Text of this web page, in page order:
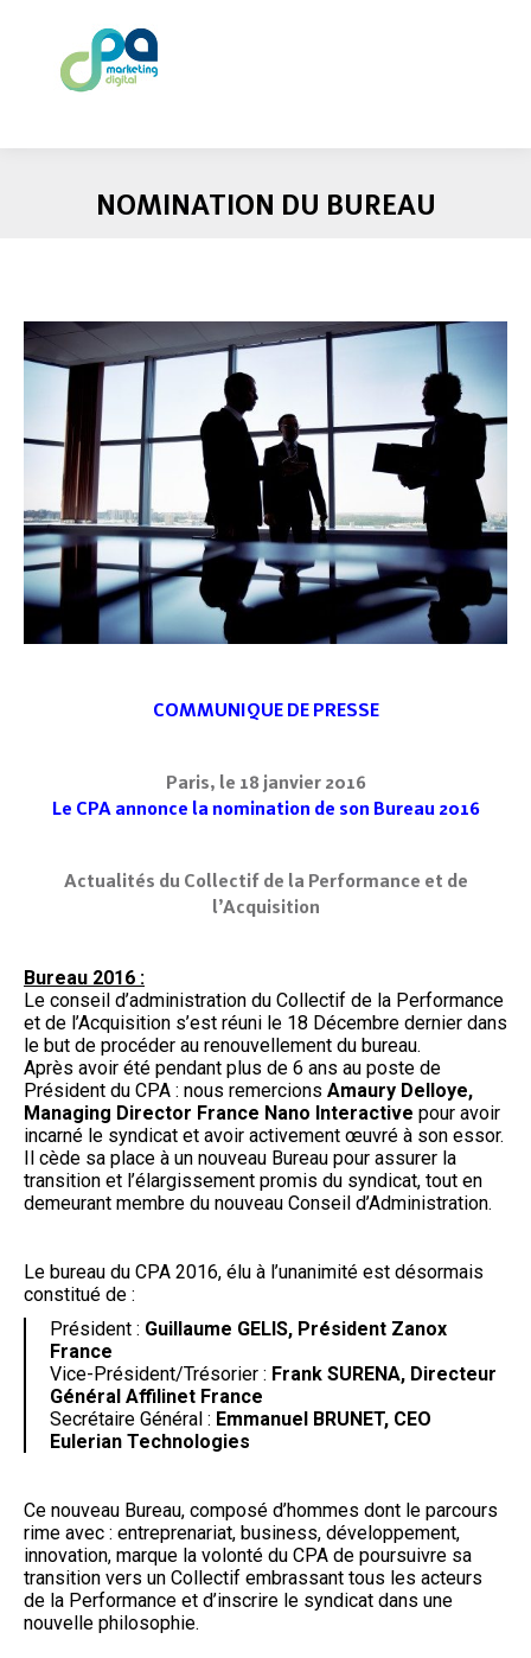
NOMINATION DU BUREAU
COMMUNIQUE DE PRESSE
Paris, le 18 janvier 2016
Le CPA annonce la nomination de son Bureau 2016
Actualités du Collectif de la Performance et de
l’Acquisition
Bureau 2016 :
Le conseil d’administration du Collectif de la Performance
et de l’Acquisition s’est réuni le 18 Décembre dernier dans
le but de procéder au renouvellement du bureau.
Après avoir été pendant plus de 6 ans au poste de
Président du CPA : nous remercions Amaury Delloye,
Managing Director France Nano Interactive pour avoir
incarné le syndicat et avoir activement œuvré à son essor.
Il cède sa place à un nouveau Bureau pour assurer la
transition et l’élargissement promis du syndicat, tout en
demeurant membre du nouveau Conseil d’Administration.
Le bureau du CPA 2016, élu à l’unanimité est désormais
constitué de :
Président : Guillaume GELIS, Président Zanox
France
Vice-Président/Trésorier : Frank SURENA, Directeur
Général Affilinet France
Secrétaire Général : Emmanuel BRUNET, CEO
Eulerian Technologies
Ce nouveau Bureau, composé d’hommes dont le parcours
rime avec : entreprenariat, business, développement,
innovation, marque la volonté du CPA de poursuivre sa
transition vers un Collectif embrassant tous les acteurs
de la Performance et d’inscrire le syndicat dans une
nouvelle philosophie.